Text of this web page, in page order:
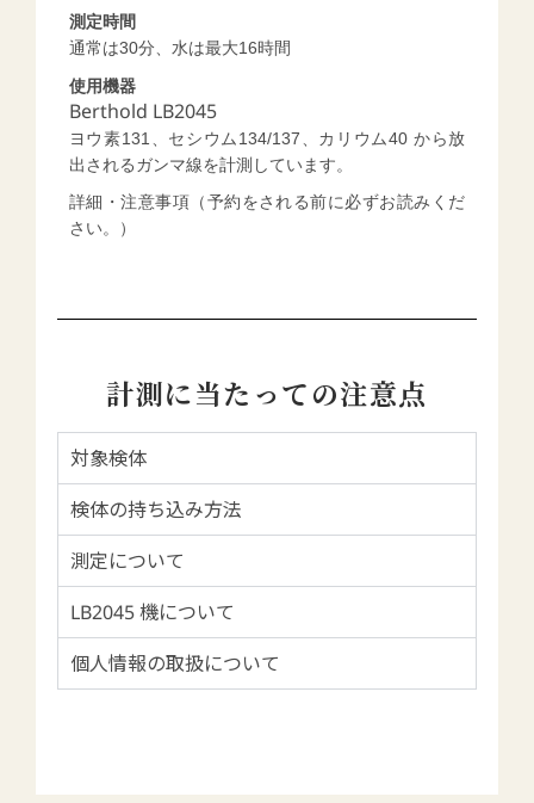
測定時間
通常は30分、 水は最大16時間
使用機器
Berthold LB2045
ヨウ素131、セシウム134/137、カリウム40 から放
出されるガンマ線を計測しています。
詳細・注意事項（予約をされる前に必ずお読みくだ
さい。）
計測に当たっての注意点
対象検体
検体の持ち込み方法
測定について
LB2045 機について
個人情報の取扱について